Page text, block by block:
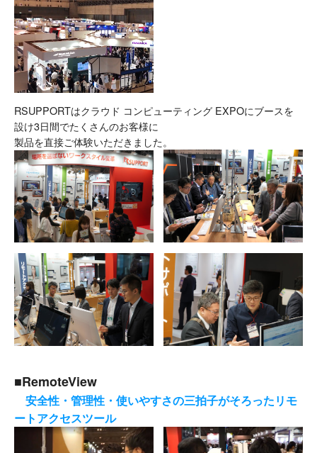
RSUPPORTはクラウド コンピューティング EXPOにブースを
設け3日間でたくさんのお客様に
製品を直接ご体験いただきました。
■RemoteView
安全性・管理性・使いやすさの三拍子がそろったリモ
ートアクセスツール